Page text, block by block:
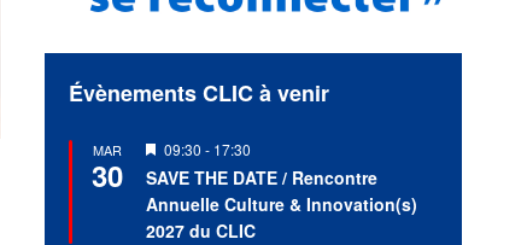
Évènements CLIC à venir
MAR
30
Mis
en
avant
09:30 - 17:30
SAVE THE DATE / Rencontre
Annuelle Culture & Innovation(s)
2027 du CLIC